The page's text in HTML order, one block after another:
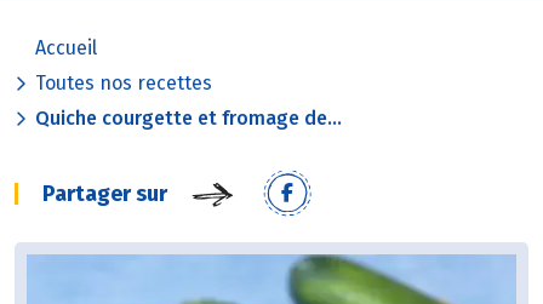
Accueil
Toutes nos recettes
Quiche courgette et fromage de...
Partager sur